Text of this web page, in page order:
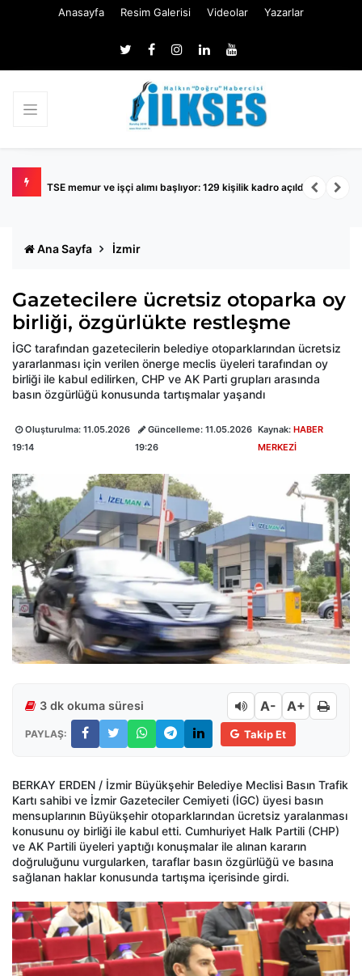
Anasayfa Resim Galerisi Videolar Yazarlar
TSE memur ve işçi alımı başlıyor: 129 kişilik kadro açıldı
Ana Sayfa İzmir
Gazetecilere ücretsiz otoparka oy
birliği, özgürlükte restleşme
İGC tarafından gazetecilerin belediye otoparklarından ücretsiz
yararlanması için verilen önerge meclis üyeleri tarafından oy
birliği ile kabul edilirken, CHP ve AK Parti grupları arasında
basın özgürlüğü konusunda tartışmalar yaşandı
Oluşturulma: 11.05.2026
19:14
Güncelleme: 11.05.2026
19:26
Kaynak:HABER
MERKEZİ
3 dk okuma süresi A- A+
PAYLAŞ: Takip Et
BERKAY ERDEN / İzmir Büyükşehir Belediye Meclisi Basın Trafik
Kartı sahibi ve İzmir Gazeteciler Cemiyeti (İGC) üyesi basın
mensuplarının Büyükşehir otoparklarından ücretsiz yaralanması
konusunu oy birliği ile kabul etti. Cumhuriyet Halk Partili (CHP)
ve AK Partili üyeleri yaptığı konuşmalar ile alınan kararın
doğruluğunu vurgularken, taraflar basın özgürlüğü ve basına
sağlanan haklar konusunda tartışma içerisinde girdi.